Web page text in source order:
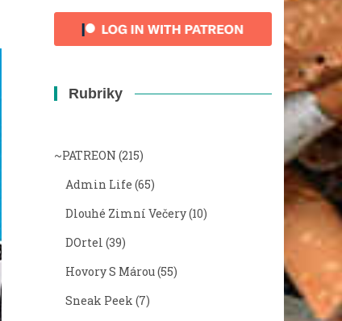
Rubriky
~PATREON (215)
Admin Life (65)
Dlouhé Zimní Večery(10)
DOrtel (39)
Hovory S Márou(55)
Sneak Peek (7)